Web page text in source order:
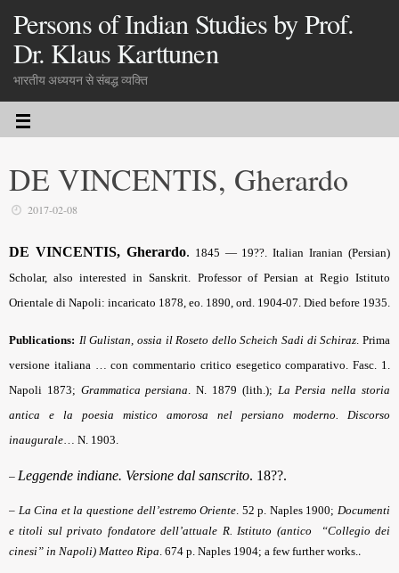
Persons of Indian Studies by Prof.
Dr. Klaus Karttunen
भारतीय अध्ययन से संबद्ध व्यक्ति
DE VINCENTIS, Gherardo
2017-02-08
DE VINCENTIS, Gherardo. 1845 — 19??. Italian Iranian (Persian)
Scholar, also interested in Sanskrit. Professor of Persian at Regio Istituto
Orientale di Napoli: incaricato 1878, eo. 1890, ord. 1904-07. Died before 1935.
Publications: Il Gulistan, ossia il Roseto dello Scheich Sadi di Schiraz . Prima
versione italiana … con commentario critico esegetico comparativo. Fasc. 1.
Napoli 1873; Grammatica persiana . N. 1879 (lith.); La Persia nella storia
antica e la poesia mistico amorosa nel persiano moderno. Discorso
inaugurale … N. 1903.
– Leggende indiane. Versione dal sanscrito. 18??.
– La Cina et la questione dell’estremo Oriente . 52 p. Naples 1900; Documenti
e titoli sul privato fondatore dell’attuale R. Istituto (antico “Collegio dei
cinesi” in Napoli) Matteo Ripa . 674 p. Naples 1904; a few further works. .